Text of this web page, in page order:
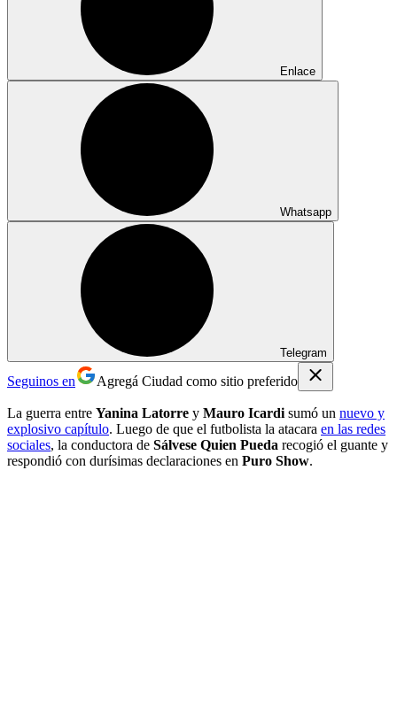
Enlace
Whatsapp
Telegram
Seguinos en Agregá Ciudad como sitio preferido
La guerra entre Yanina Latorre y Mauro Icardi sumó un nuevo y
explosivo capítulo. Luego de que el futbolista la atacara en las redes
sociales, la conductora de Sálvese Quien Pueda recogió el guante y
respondió con durísimas declaraciones en Puro Show.